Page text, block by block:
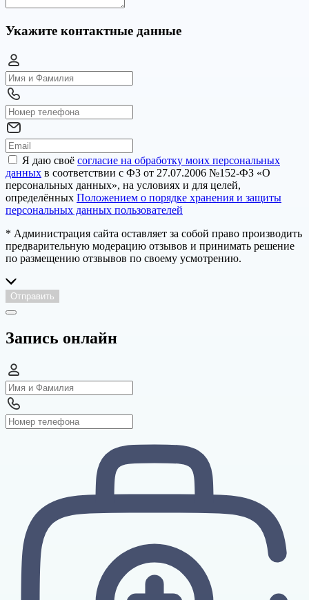
Укажите контактные данные
Я даю своё согласие на обработку моих персональных
данных в соответствии с ФЗ от 27.07.2006 №152-ФЗ «О
персональных данных», на условиях и для целей,
определённых Положением о порядке хранения и защиты
персональных данных пользователей
* Администрация сайта оставляет за собой право производить
предварительную модерацию отзывов и принимать решение
по размещению отзвывов по своему усмотрению.
Отправить
Запись онлайн